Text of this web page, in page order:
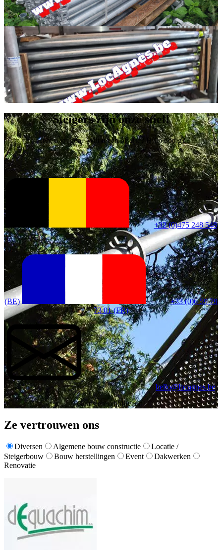
Steigers zijn onze stiel!
Hebt u vragen? Wilt u een offerte? Hulp nodig?
+32 (0)475 248 548
(BE)
+33 (0)6 59 79
73 01 (FR)
hello@locagnes.be
Gratis en vrijblijvend!
Ze vertrouwen ons
Diversen Algemene bouw constructie
Locatie /
Steigerbouw
Bouw herstellingen Event
Dakwerken
Renovatie